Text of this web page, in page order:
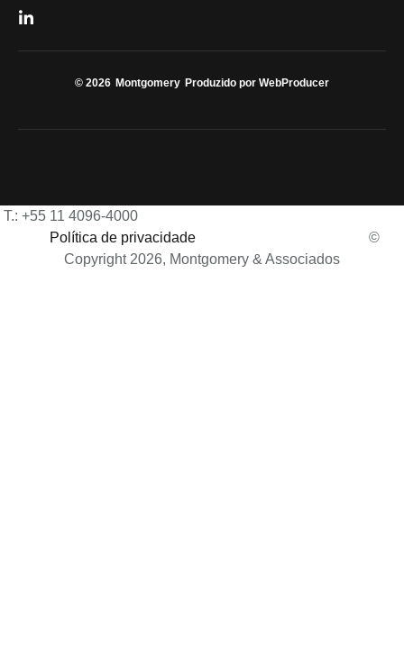
© 2026 Montgomery Produzido por WebProducer
T.: +55 11 4096-4000
Política de privacidade ©
Copyright 2026, Montgomery & Associados